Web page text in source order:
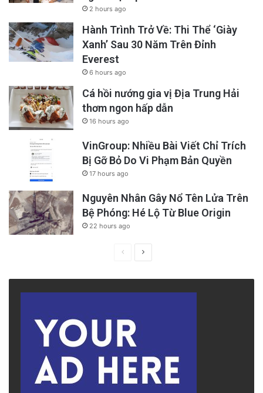
2 hours ago
Hành Trình Trở Về: Thi Thể ‘Giày
Xanh’ Sau 30 Năm Trên Đỉnh
Everest
6 hours ago
Cá hồi nướng gia vị Địa Trung Hải
thơm ngon hấp dẫn
16 hours ago
VinGroup: Nhiều Bài Viết Chỉ Trích
Bị Gỡ Bỏ Do Vi Phạm Bản Quyền
17 hours ago
Nguyên Nhân Gây Nổ Tên Lửa Trên
Bệ Phóng: Hé Lộ Từ Blue Origin
22 hours ago
PreviousNext